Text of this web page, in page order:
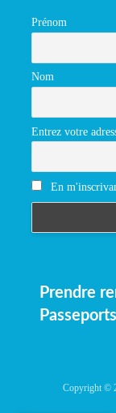
Prénom
Nom
Entrez votre
En
Prendre
Copyright ©